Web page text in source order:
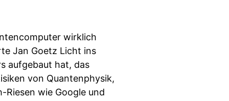
wirklich
Jan Goetz Licht ins
aufgebaut hat, das
von Quantenphysik,
wie Google und